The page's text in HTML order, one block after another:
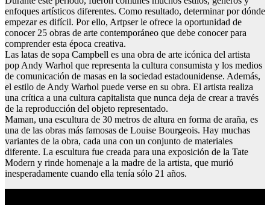
enfoques artísticos diferentes. Como resultado, determinar por dónde
empezar es difícil. Por ello, Artpser le ofrece la oportunidad de
conocer 25 obras de arte contemporáneo que debe conocer para
comprender esta época creativa.
Las latas de sopa Campbell es una obra de arte icónica del artista
pop Andy Warhol que representa la cultura consumista y los medios
de comunicación de masas en la sociedad estadounidense. Además,
el estilo de Andy Warhol puede verse en su obra. El artista realiza
una crítica a una cultura capitalista que nunca deja de crear a través
de la reproducción del objeto representado.
Maman, una escultura de 30 metros de altura en forma de araña, es
una de las obras más famosas de Louise Bourgeois. Hay muchas
variantes de la obra, cada una con un conjunto de materiales
diferente. La escultura fue creada para una exposición de la Tate
Modern y rinde homenaje a la madre de la artista, que murió
inesperadamente cuando ella tenía sólo 21 años.